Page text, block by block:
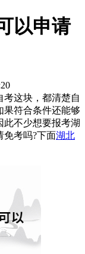
以申请
考这块，都清楚自
果符合条件还能够
此不少想要报考湖
免考吗?下面湖北